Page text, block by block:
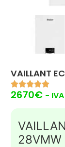
VAILLANT
2670€ -
28VMW